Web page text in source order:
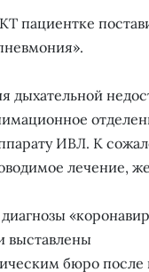
пациентке
дыхательной
ИВЛ. К
лечение,
выставлены
бюро после